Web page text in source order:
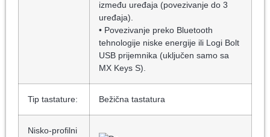
između uređaja (povezivanje do 3
uređaja).
• Povezivanje preko Bluetooth
tehnologije niske energije ili Logi Bolt
USB prijemnika (uključen samo sa
MX Keys S).
Tip tastature: Bežična tastatura
Nisko-profilni